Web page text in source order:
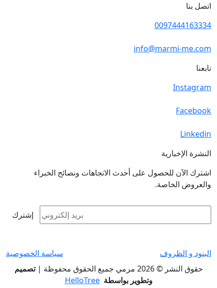
اتصل بنا
0097444163334
info@marmi-me.com
تابعنا
Instagram
Facebook
Linkedin
النشرة الإخبارية
اشترك الآن للحصول على أحدث الاتجاهات ونصائح الخبراء
والعروض الخاصة.
إشترك
البنود و الظروف
سياسة الخصوصية
حقوق النشر © 2026 مرمي جميع الحقوق محفوظة |
تصميم
وتطوير بواسطة HelloTree